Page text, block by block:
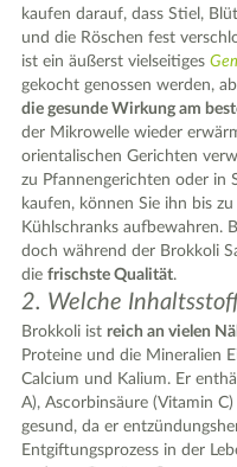
Leaflet|© OpenStreetMap contributors ♥,
kaufen darauf, dass Stiel,
und die Röschen fest
ist ein äußerst vielseitiges
gekocht genossen werden,
die gesunde Wirkung am
der Mikrowelle wieder
orientalischen Gerichten
zu Pfannengerichten oder in
kaufen, können Sie ihn bis
Kühlschranks aufbewahren.
doch während der Brokkoli
diefrischste Qualität.
2. Welche
Brokkoli ist reich an vielen
Proteine und die Mineralien
Calcium und Kalium. Er
A), Ascorbinsäure (Vitamin
gesund, da er
Entgiftungsprozess in der